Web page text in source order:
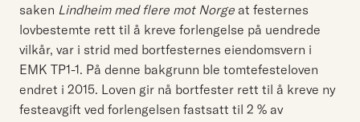
saken Lindheim med flere mot Norge at festernes
lovbestemte rett til å kreve forlengelse på uendrede
vilkår, var i strid med bortfesternes eiendomsvern i
EMK TP1-1. På denne bakgrunn ble tomtefesteloven
endret i 2015. Loven gir nå bortfester rett til å kreve ny
festeavgift ved forlengelsen fastsatt til 2 % av